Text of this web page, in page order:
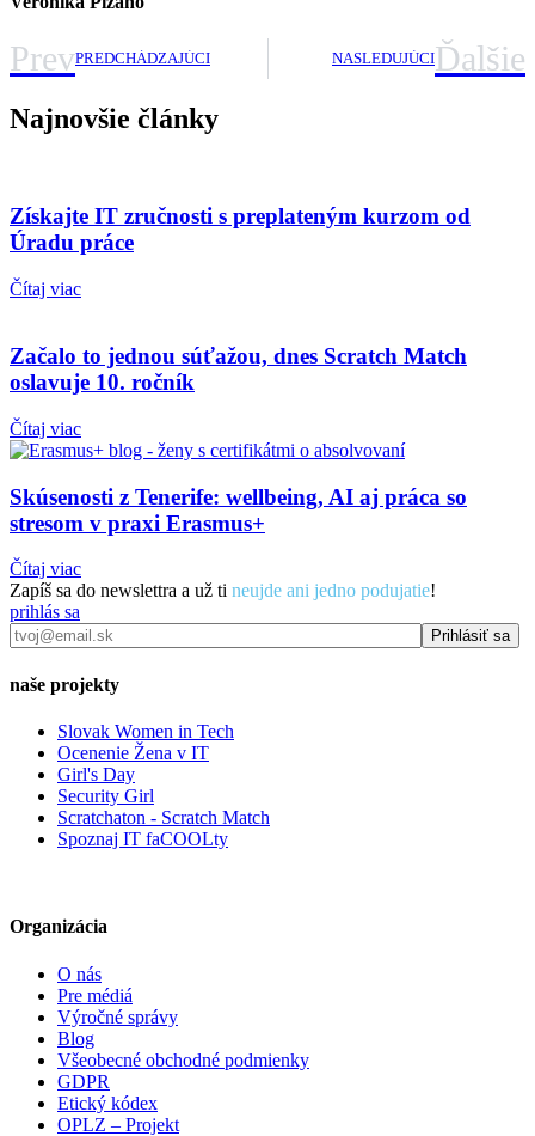
PrevPREDCHÁDZAJÚCI NASLEDUJÚCIĎalšie
Najnovšie články
Získajte IT zručnosti s preplateným kurzom od
Úradu práce
Čítaj viac
Začalo to jednou súťažou, dnes Scratch Match
oslavuje 10. ročník
Čítaj viac
Skúsenosti z Tenerife: wellbeing, AI aj práca so
stresom v praxi Erasmus+
Čítaj viac
Zapíš sa do newslettra a už ti neujde ani jedno podujatie!
prihlás sa
naše projekty
Slovak Women in Tech
Ocenenie Žena v IT
Girl's Day
Security Girl
Scratchaton - Scratch Match
Spoznaj IT faCOOLty
Organizácia
O nás
Pre médiá
Výročné správy
Blog
Všeobecné obchodné podmienky
GDPR
Etický kódex
OPLZ – Projekt